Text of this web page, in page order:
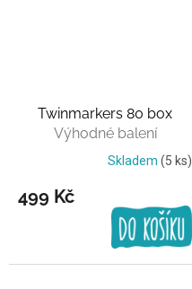
Twinmarkers 80 box
Výhodné balení
Skladem (5 ks)
499 Kč